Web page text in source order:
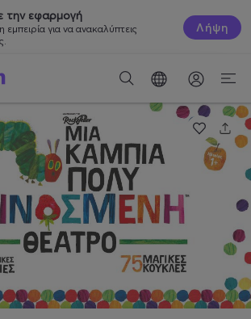
την εφαρμογή
για να ανακαλύπτεις
Λήψη